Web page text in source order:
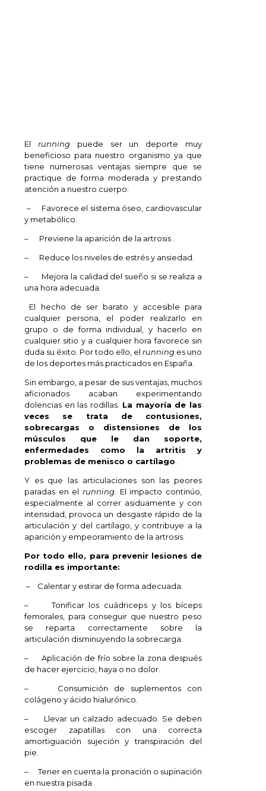
El runningpuede ser un deporte muy
beneficioso para nuestro organismo ya que
tiene numerosas ventajas siempre que se
practique de forma moderada y prestando
atención a nuestro cuerpo:
– Favorece el sistema óseo, cardiovascular
y metabólico.
– Previene la aparición de la artrosis .
– Reduce los niveles de estrés y ansiedad.
– Mejora la calidad del sueño si se realiza a
una hora adecuada.
El hecho de ser barato y accesible para
cualquier persona, el poder realizarlo en
grupo o de forma individual, y hacerlo en
cualquier sitio y a cualquier hora favorece sin
duda su éxito. Por todo ello, el running es uno
de los deportes más practicados en España.
Sin embargo, a pesar de sus ventajas, muchos
aficionados acaban experimentando
dolencias en las rodillas. La mayoría de las
veces se trata de contusiones,
sobrecargas o distensiones de los
músculos que le dan soporte,
enfermedades como la artritis y
problemas de menisco o cartílago
Y es que las articulaciones son las peores
paradas en el running . El impacto continúo,
especialmente al correr asiduamente y con
intensidad, provoca un desgaste rápido de la
articulación y del cartílago, y contribuye a la
aparición y empeoramiento de la artrosis.
Por todo ello, para prevenir lesiones de
rodilla es importante:
– Calentar y estirar de forma adecuada.
– Tonificar los cuádriceps y los bíceps
femorales, para conseguir que nuestro peso
se reparta correctamente sobre la
articulación disminuyendo la sobrecarga.
– Aplicación de frío sobre la zona después
de hacer ejercicio, haya o no dolor.
– Consumición de suplementos con
colágeno y ácido hialurónico.
– Llevar un calzado adecuado. Se deben
escoger zapatillas con una correcta
amortiguación sujeción y transpiración del
pie.
– Tener en cuenta la pronación o supinación
en nuestra pisada.